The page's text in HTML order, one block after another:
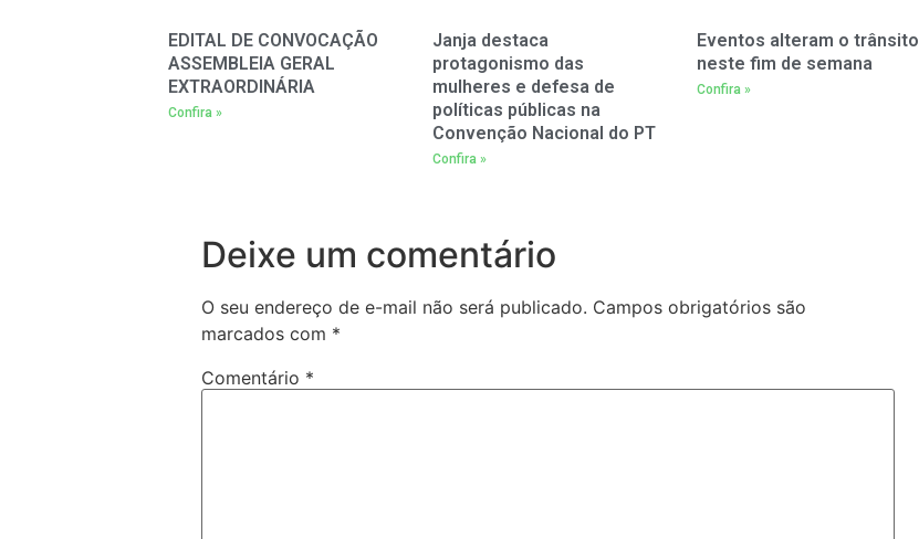
EDITAL DE CONVOCAÇÃO
ASSEMBLEIA GERAL
EXTRAORDINÁRIA
Confira »
Janja destaca
protagonismo das
mulheres e defesa de
políticas públicas na
Convenção Nacional do PT
Confira »
Eventos alteram o trânsito
neste fim de semana
Confira »
Deixe um comentário
O seu endereço de e-mail não será publicado. Campos obrigatórios são
marcados com *
Comentário *